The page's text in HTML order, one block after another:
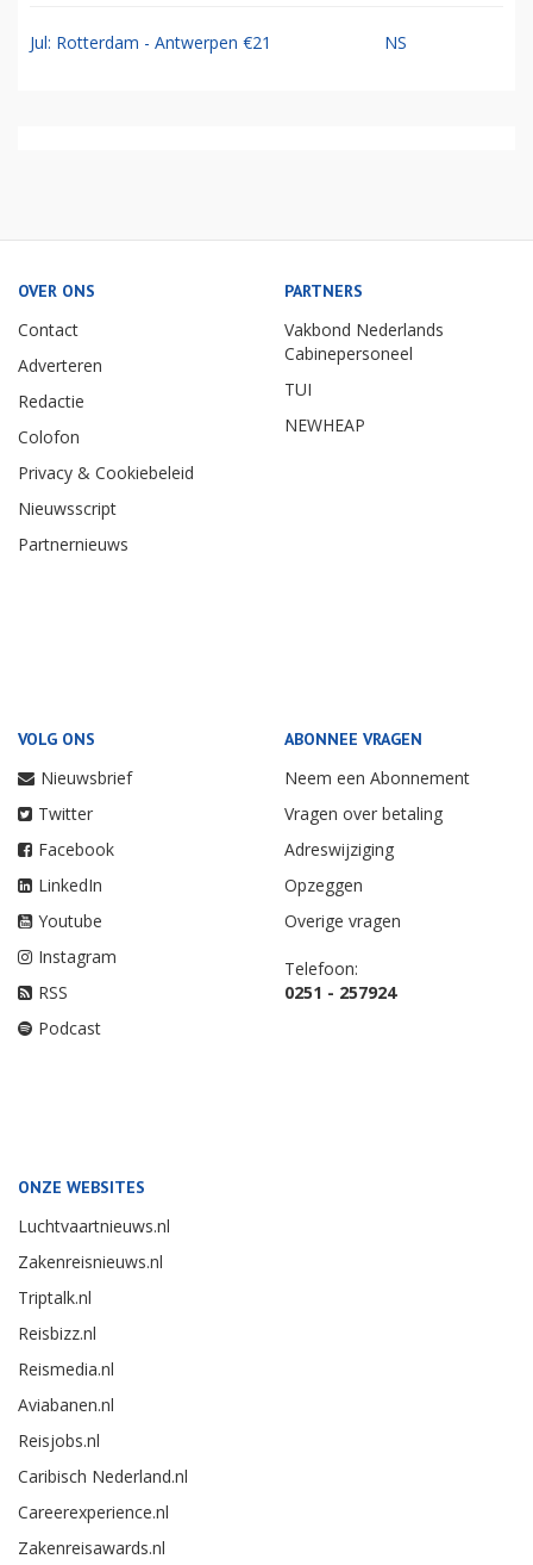
Jul: Rotterdam - Antwerpen €21 NS
OVER ONS
Contact
Adverteren
Redactie
Colofon
Privacy & Cookiebeleid
Nieuwsscript
Partnernieuws
PARTNERS
Vakbond Nederlands
Cabinepersoneel
TUI
NEWHEAP
VOLG ONS
Nieuwsbrief
Twitter
Facebook
LinkedIn
Youtube
Instagram
RSS
Podcast
ABONNEE VRAGEN
Neem een Abonnement
Vragen over betaling
Adreswijziging
Opzeggen
Overige vragen
Telefoon:
0251 - 257924
ONZE WEBSITES
Luchtvaartnieuws.nl
Zakenreisnieuws.nl
Triptalk.nl
Reisbizz.nl
Reismedia.nl
Aviabanen.nl
Reisjobs.nl
Caribisch Nederland.nl
Careerexperience.nl
Zakenreisawards.nl